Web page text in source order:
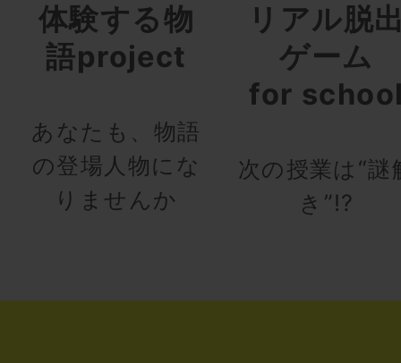
体験する物
語project
あなたも、物語
の登場人物にな
りませんか
リアル脱
ゲーム
for
次の授業は“謎
き”!?